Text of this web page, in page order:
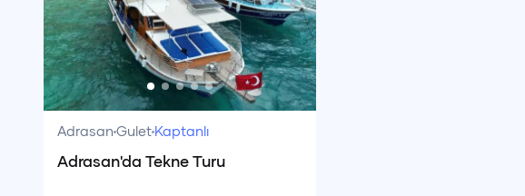
Adrasan Gulet Kaptanlı
Adrasan'da Tekne Turu